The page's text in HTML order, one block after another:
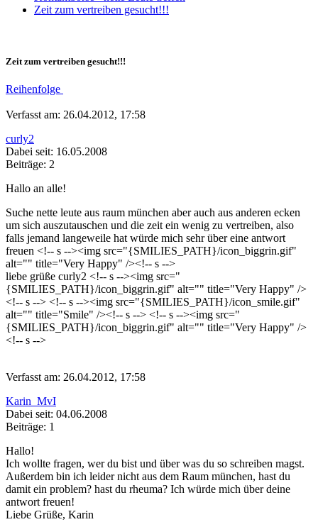
Zeit zum vertreiben gesucht!!!
Zeit zum vertreiben gesucht!!!
Reihenfolge
Verfasst am: 26.04.2012, 17:58
curly2
Dabei seit: 16.05.2008
Beiträge: 2
Hallo an alle!
Suche nette leute aus raum münchen aber auch aus anderen ecken
um sich auszutauschen und die zeit ein wenig zu vertreiben, also
falls jemand langeweile hat würde mich sehr über eine antwort
freuen <!-- s --><img src="{SMILIES_PATH}/icon_biggrin.gif"
alt="" title="Very Happy" /><!-- s -->
liebe grüße curly2 <!-- s --><img src="
{SMILIES_PATH}/icon_biggrin.gif" alt="" title="Very Happy" />
<!-- s --> <!-- s --><img src="{SMILIES_PATH}/icon_smile.gif"
alt="" title="Smile" /><!-- s --> <!-- s --><img src="
{SMILIES_PATH}/icon_biggrin.gif" alt="" title="Very Happy" />
<!-- s -->
Verfasst am: 26.04.2012, 17:58
Karin_MvI
Dabei seit: 04.06.2008
Beiträge: 1
Hallo!
Ich wollte fragen, wer du bist und über was du so schreiben magst.
Außerdem bin ich leider nicht aus dem Raum münchen, hast du
damit ein problem? hast du rheuma? Ich würde mich über deine
antwort freuen!
Liebe Grüße, Karin